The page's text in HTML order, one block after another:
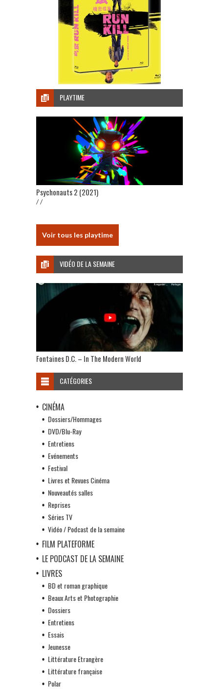
PLAYTIME
Psychonauts 2 (2021)
/ /
Voir tous les playtime
VIDÉO DE LA SEMAINE
Fontaines D.C. – In The Modern World
CATÉGORIES
CINÉMA
Dossiers/Hommages
DVD/Blu-Ray
Entretiens
Evénements
Festival
Livres et Revues Cinéma
Nouveautés salles
Reprises
Séries TV
Vidéo / Podcast de la semaine
FILM PLATEFORME
LE PODCAST DE LA SEMAINE
LIVRES
BD et roman graphique
Beaux Arts et Photographie
Dossiers
Entretiens
Essais
Jeunesse
Littérature Etrangère
Littérature française
Polar